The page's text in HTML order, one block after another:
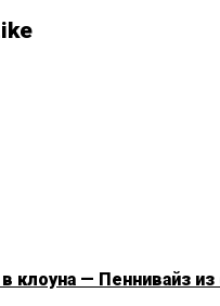
клоуна — Пеннивайз